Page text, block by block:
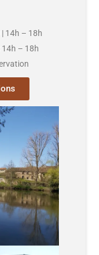
14h – 18h
14h – 18h